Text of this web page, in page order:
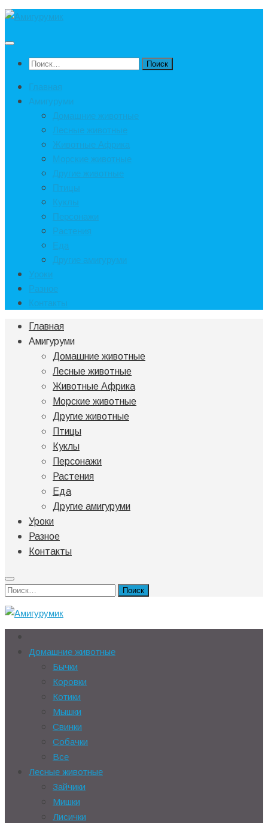
Под
Найти:
Главная
Амигуруми
Домашние животные
Лесные животные
Животные Африка
Морские животные
Другие животные
Птицы
Куклы
Персонажи
Растения
Еда
Другие амигуруми
Уроки
Разное
Контакты
Главная
Амигуруми
Домашние животные
Лесные животные
Животные Африка
Морские животные
Другие животные
Птицы
Куклы
Персонажи
Растения
Еда
Другие амигуруми
Уроки
Разное
Контакты
Найти:
Домашние животные
Бычки
Коровки
Котики
Мышки
Свинки
Собачки
Все
Лесные животные
Зайчики
Мишки
Лисички